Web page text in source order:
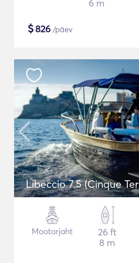
6 m
$826 /päev
Libeccio 7.5 (Cinque
Mootorjaht
26 ft
8 m